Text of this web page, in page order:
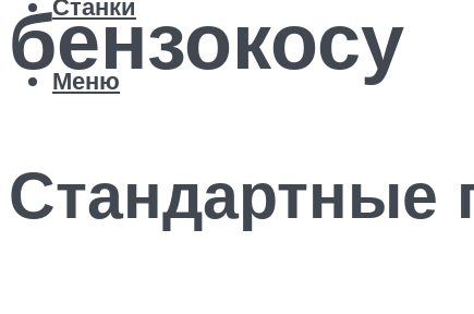
Станки
Меню
бензокосу
Стандартные